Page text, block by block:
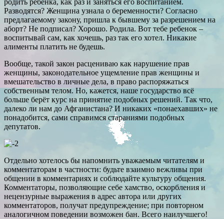
Разводятся? Женщина узнала о беременности? Согласно
предлагаемому закону, пришла к бывшему за разрешением на
аборт? Не подписал? Хорошо. Родила. Вот тебе ребенок –
воспитывай сам, как хочешь, раз так его хотел. Никакие
алименты платить не будешь.
Вообще, такой закон расцениваю как нарушение прав
женщины, законодательное ущемление прав женщины и
вмешательство в личные дела, в право распоряжаться
собственным телом. Но, кажется, наше государство всё
больше берёт курс на принятие подобных решений. Так что,
далеко ли нам до Афганистана? И никаких «понаехавших» не
понадобится, сами справимся стараниями подобных
депутатов.
Отдельно хотелось бы напомнить уважаемым читателям и
комментаторам в частности: будьте взаимно вежливы при
общении в комментариях и соблюдайте культуру общения.
Комментаторы, позволяющие себе хамство, оскорбления и
нецензурные выражения в адрес автора или других
комментаторов, получат предупреждение; при повторном
аналогичном поведении возможен бан. Всего наилучшего!